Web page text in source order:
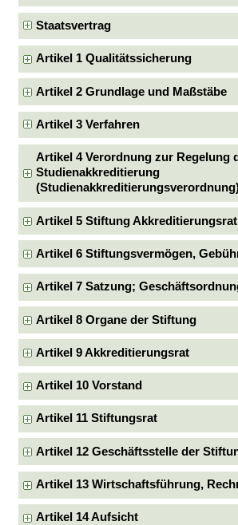
Staatsvertrag
Artikel 1 Qualitätssicherung
Artikel 2 Grundlage und Maßstäbe
Artikel 3 Verfahren
Artikel 4 Verordnung zur Regelung
Studienakkreditierung
Artikel 5 Stiftung Akkreditierungsrat
Artikel 6 Stiftungsvermögen,
Artikel 7 Satzung;
Artikel 8 Organe der Stiftung
Artikel 9 Akkreditierungsrat
Artikel 10 Vorstand
Artikel 11 Stiftungsrat
Artikel 12 Geschäftsstelle der
Artikel 13 Wirtschaftsführung,
Artikel 14 Aufsicht